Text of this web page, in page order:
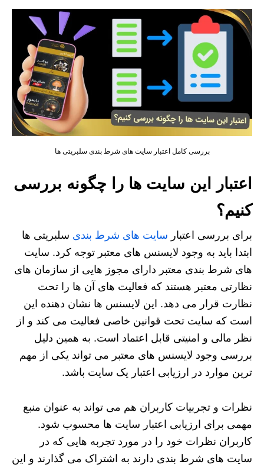
بررسی کامل اعتبار سایت های شرط بندی سلبریتی ها
اعتبار این سایت ها را چگونه بررسی
کنیم؟
برای بررسی اعتبار سایت های شرط بندی سلبریتی ها
ابتدا باید به وجود لایسنس‌ های معتبر توجه کرد. سایت‌
های شرط‌ بندی معتبر دارای مجوز هایی از سازمان های
نظارتی معتبر هستند که فعالیت‌ های آن ها را تحت
نظارت قرار می‌ دهد. این لایسنس‌ ها نشان‌ دهنده این
است که سایت تحت قوانین خاصی فعالیت می‌ کند و از
نظر مالی و امنیتی قابل اعتماد است. به همین دلیل
بررسی وجود لایسنس‌ های معتبر می‌ تواند یکی از مهم
ترین موارد در ارزیابی اعتبار یک سایت باشد.
نظرات و تجربیات کاربران هم می‌ تواند به عنوان منبع
مهمی برای ارزیابی اعتبار سایت‌ ها محسوب شود.
کاربران نظرات خود را در مورد تجربه‌ هایی که در
سایت‌ های شرط‌ بندی دارند به اشتراک می‌ گذارند و این